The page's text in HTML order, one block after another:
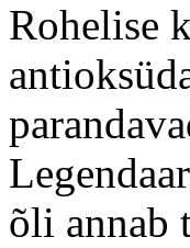
Rohelise
õli annab